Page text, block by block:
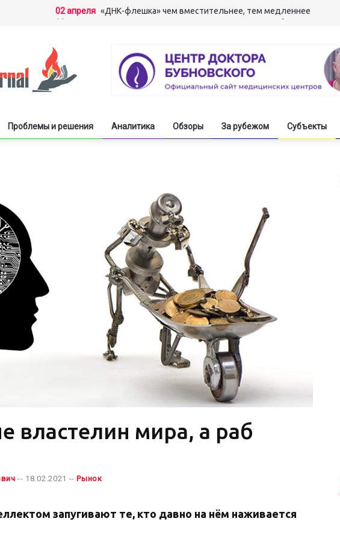
02 апреля «ДНК-флешка» чем вместительнее, тем медленнее
03 декабря
Молодёжь обостряет информационное противоборство
Проблемы и решения Аналитика Обзоры За рубежом Субъекты
властелин мира, а раб
-- 18.02.2021 -- Рынок
запугивают те, кто давно на нём наживается